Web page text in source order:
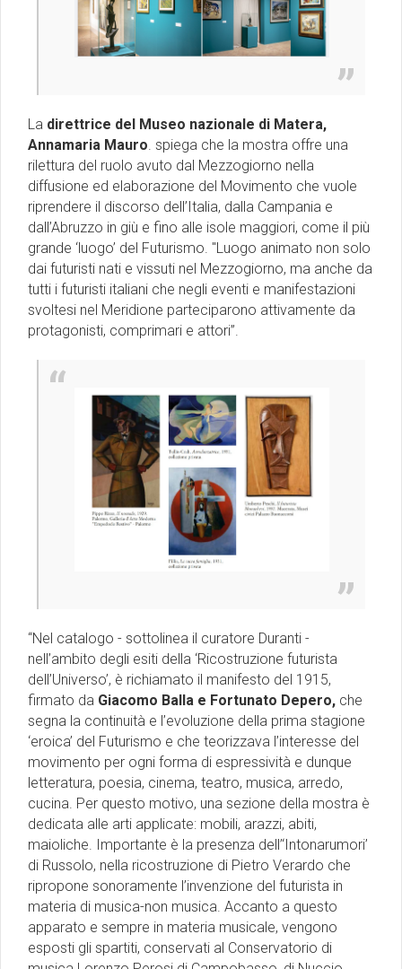
La direttrice del Museo nazionale di Matera,
Annamaria Mauro. spiega che la mostra offre una
rilettura del ruolo avuto dal Mezzogiorno nella
diffusione ed elaborazione del Movimento che vuole
riprendere il discorso dell’Italia, dalla Campania e
dall’Abruzzo in giù e fino alle isole maggiori, come il più
grande ‘luogo’ del Futurismo. ''Luogo animato non solo
dai futuristi nati e vissuti nel Mezzogiorno, ma anche da
tutti i futuristi italiani che negli eventi e manifestazioni
svoltesi nel Meridione parteciparono attivamente da
protagonisti, comprimari e attori”.
“Nel catalogo - sottolinea il curatore Duranti -
nell’ambito degli esiti della ‘Ricostruzione futurista
dell’Universo’, è richiamato il manifesto del 1915,
firmato da Giacomo Balla e Fortunato Depero, che
segna la continuità e l’evoluzione della prima stagione
‘eroica’ del Futurismo e che teorizzava l’interesse del
movimento per ogni forma di espressività e dunque
letteratura, poesia, cinema, teatro, musica, arredo,
cucina. Per questo motivo, una sezione della mostra è
dedicata alle arti applicate: mobili, arazzi, abiti,
maioliche. Importante è la presenza dell’‘Intonarumori’
di Russolo, nella ricostruzione di Pietro Verardo che
ripropone sonoramente l’invenzione del futurista in
materia di musica-non musica. Accanto a questo
apparato e sempre in materia musicale, vengono
esposti gli spartiti, conservati al Conservatorio di